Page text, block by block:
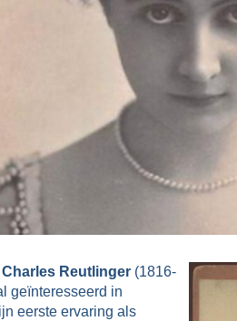
Charles Reutlinger (1816-
geïnteresseerd in
eerste ervaring als